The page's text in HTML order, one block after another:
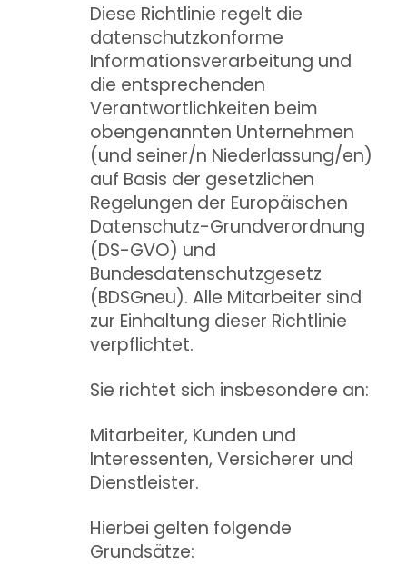
Diese Richtlinie regelt die
datenschutzkonforme
Informationsverarbeitung und
die entsprechenden
Verantwortlichkeiten beim
obengenannten Unternehmen
(und seiner/n Niederlassung/en)
auf Basis der gesetzlichen
Regelungen der Europäischen
Datenschutz-Grundverordnung
(DS-GVO) und
Bundesdatenschutzgesetz
(BDSGneu). Alle Mitarbeiter sind
zur Einhaltung dieser Richtlinie
verpflichtet.
Sie richtet sich insbesondere an:
Mitarbeiter, Kunden und
Interessenten, Versicherer und
Dienstleister.
Hierbei gelten folgende
Grundsätze: